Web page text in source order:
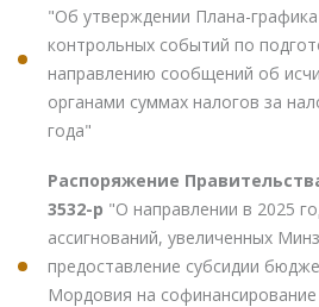
"Об утверждении Плана-
контрольных событий по
направлению сообщений об
органами суммах налогов за
года"
Распоряжение
3532-р "О направлении в 2025
ассигнований, увеличенных
предоставление субсидии
Мордовия на